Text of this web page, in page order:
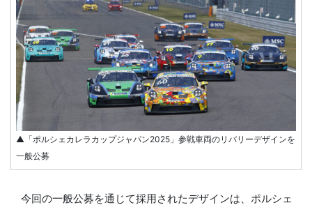
▲「ポルシェカレラカップジャパン2025」参戦車両のリバリーデザインを
一般公募
今回の一般公募を通じて採用されたデザインは、ポルシェ